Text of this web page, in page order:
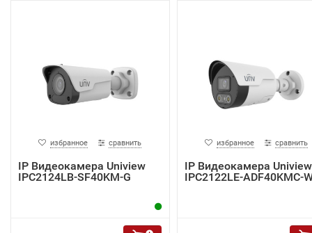
избранное сравнить
IP Видеокамера Uniview
IPC2124LB-SF40KM-G
избранное сравнить
IP Видеокамера Uniview
IPC2122LE-ADF40KMC-